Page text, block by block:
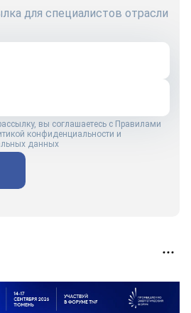
для специалистов отрасли
вы соглашаетесь с Правилами
конфиденциальности и
данных